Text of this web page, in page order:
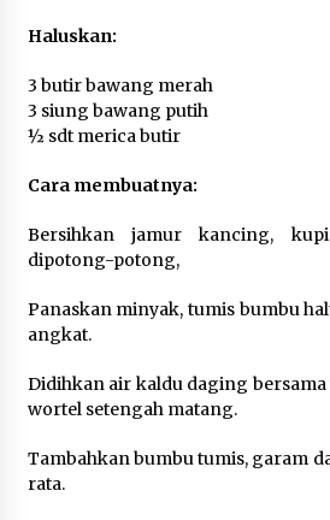
Kebakaran
Pemkot
5 Agustus 2026
Haluskan:
3 butir bawang merah
3 siung bawang putih
½ sdt merica butir
Cara membuatnya:
Bersihkan jamur kancing,
dipotong-potong,
Panaskan minyak, tumis bumbu
angkat.
Didihkan air kaldu daging
wortel setengah matang.
Tambahkan bumbu tumis, garam
rata.